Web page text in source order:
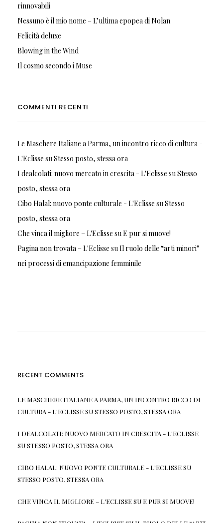
rinnovabili
Nessuno è il mio nome – L’ultima epopea di Nolan
Felicità deluxe
Blowing in the Wind
Il cosmo secondo i Muse
COMMENTI RECENTI
Le Maschere Italiane a Parma, un incontro ricco di cultura -
L'Eclisse su Stesso posto, stessa ora
I dealcolati: nuovo mercato in crescita - L'Eclisse su Stesso
posto, stessa ora
Cibo Halal: nuovo ponte culturale - L'Eclisse su Stesso
posto, stessa ora
Che vinca il migliore – L'Eclisse su E pur si muove!
Pagina non trovata – L'Eclisse su Il ruolo delle “arti minori”
nei processi di emancipazione femminile
RECENT COMMENTS
LE MASCHERE ITALIANE A PARMA, UN INCONTRO RICCO DI
CULTURA - L'ECLISSESUSTESSO POSTO, STESSA ORA
I DEALCOLATI: NUOVO MERCATO IN CRESCITA - L'ECLISSE
SUSTESSO POSTO, STESSA ORA
CIBO HALAL: NUOVO PONTE CULTURALE - L'ECLISSESU
STESSO POSTO, STESSA ORA
CHE VINCA IL MIGLIORE – L'ECLISSESU E PUR SI MUOVE!